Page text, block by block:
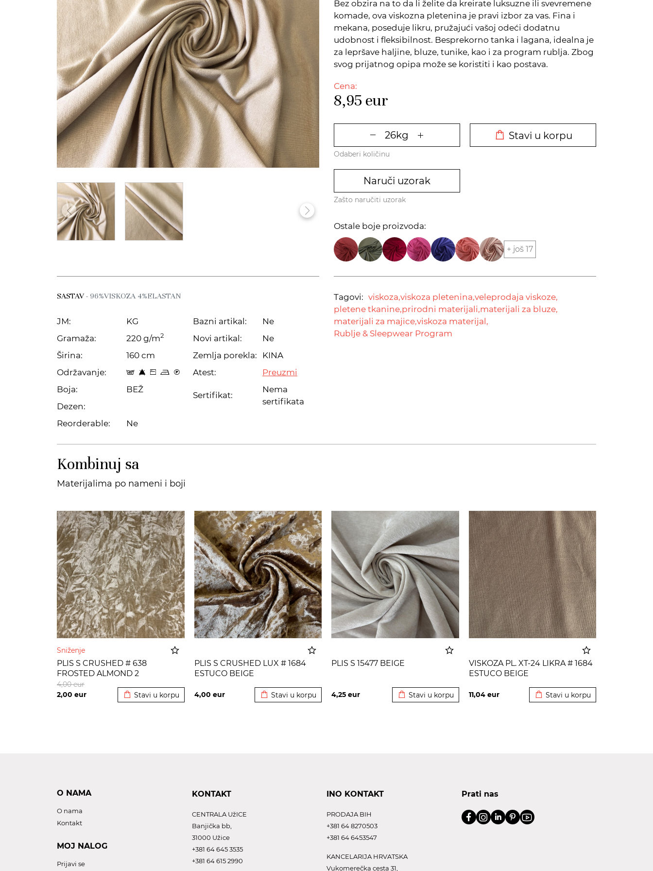
Bez obzira na to da li želite da kreirate luksuzne ili svevremene
komade, ova viskozna pletenina je pravi izbor za vas. Fina i
mekana, poseduje likru, pružajući vašoj odeći dodatnu
udobnost i fleksibilnost. Besprekorno tanka i lagana, idealna je
za lepršave haljine, bluze, tunike, kao i za program rublja. Zbog
svog prijatnog opipa može se koristiti i kao postava.
Cena:
8,95 eur
Stavi u korpu
Odaberi količinu
Naruči uzorak
Zašto naručiti uzorak
Ostale boje proizvoda:
+ još 17
SASTAV- 96%VISKOZA 4%ELASTAN
JM:
KG
Gramaža:
220 g/m2
Širina:
160 cm
Održavanje:
t 8 Z p C
Boja:
BEŽ
Dezen:
Reorderable:
Ne
Bazni artikal:
Ne
Novi artikal:
Ne
Zemlja porekla:
KINA
Atest:
Preuzmi
Sertifikat:
Nema
sertifikata
Tagovi: viskoza,viskoza pletenina,veleprodaja viskoze,
pletene tkanine,prirodni materijali,materijali za bluze,
materijali za majice,viskoza materijal,
Rublje & Sleepwear Program
Kombinuj sa
Materijalima po nameni i boji
Sniženje
PLIS S CRUSHED # 638
FROSTED ALMOND 2
2,00 eur
4,00eur
Stavi u korpu
PLIS S CRUSHED LUX # 1684
ESTUCO BEIGE
4,00 eur Stavi u korpu
PLIS S 15477 BEIGE
4,25 eur Stavi u korpu
VISKOZA PL. XT-24 LIKRA # 1684
ESTUCO BEIGE
11,04 eur Stavi u korpu
O NAMA
O nama
Kontakt
MOJ NALOG
Prijavi se
KONTAKT
CENTRALA UžICE
Banjička bb,
31000 Užice
+381 64 645 3535
+381 64 615 2990
INO KONTAKT
PRODAJA BIH
+381 64 8270503
+381 64 6453547
KANCELARIJA HRVATSKA
Vukomerečka cesta 31,
Prati nas